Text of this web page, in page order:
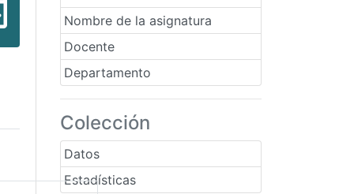
Nombre de la asignatura
Docente
Departamento
Colección
Datos
Estadísticas